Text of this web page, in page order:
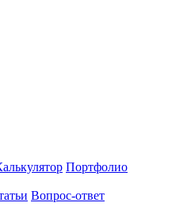
Портфолио
Вопрос-ответ